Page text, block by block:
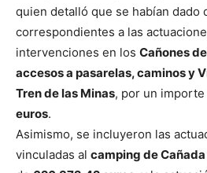
quien detalló que se habían dado
correspondientes a las
intervenciones en los Cañones
accesos a pasarelas, caminos y
Tren de las Minas, por un importe
euros.
Asimismo, se incluyeron las
vinculadas al camping de